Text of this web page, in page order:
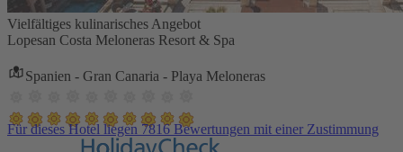
Vielfältiges kulinarisches Angebot
Lopesan Costa Meloneras Resort & Spa
Spanien - Gran Canaria - Playa Meloneras
Für dieses Hotel liegen 7816 Bewertungen mit einer Zustimmung